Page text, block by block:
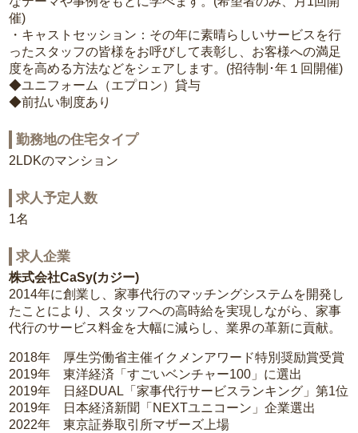
催)
・キャストセッション：その年に素晴らしいサービスを行
ったスタッフの皆様をお呼びして表彰し、お客様への満足
度を高める方法などをシェアします。(招待制･年１回開催)
◆ユニフォーム（エプロン）貸与
◆前払い制度あり
勤務地の住宅タイプ
2LDKのマンション
求人予定人数
1名
求人企業
株式会社CaSy(カジー)
2014年に創業し、家事代行のマッチングシステムを開発し
たことにより、スタッフへの高時給を実現しながら、家事
代行のサービス料金を大幅に減らし、業界の革新に貢献。
2018年 厚生労働省主催イクメンアワード特別奨励賞受賞
2019年 東洋経済「すごいベンチャー100」に選出
2019年 日経DUAL「家事代行サービスランキング」第1位
2019年 日本経済新聞「NEXTユニコーン」企業選出
2022年 東京証券取引所マザーズ上場